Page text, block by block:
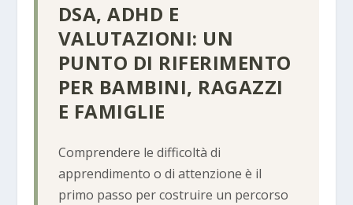
DSA, ADHD E
VALUTAZIONI: UN
PUNTO DI RIFERIMENTO
PER BAMBINI, RAGAZZI
E FAMIGLIE
Comprendere le difficoltà di
apprendimento o di attenzione è il
primo passo per costruire un percorso